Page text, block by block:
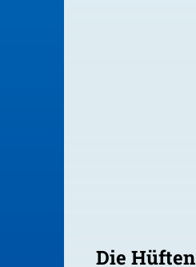
Die Hüften